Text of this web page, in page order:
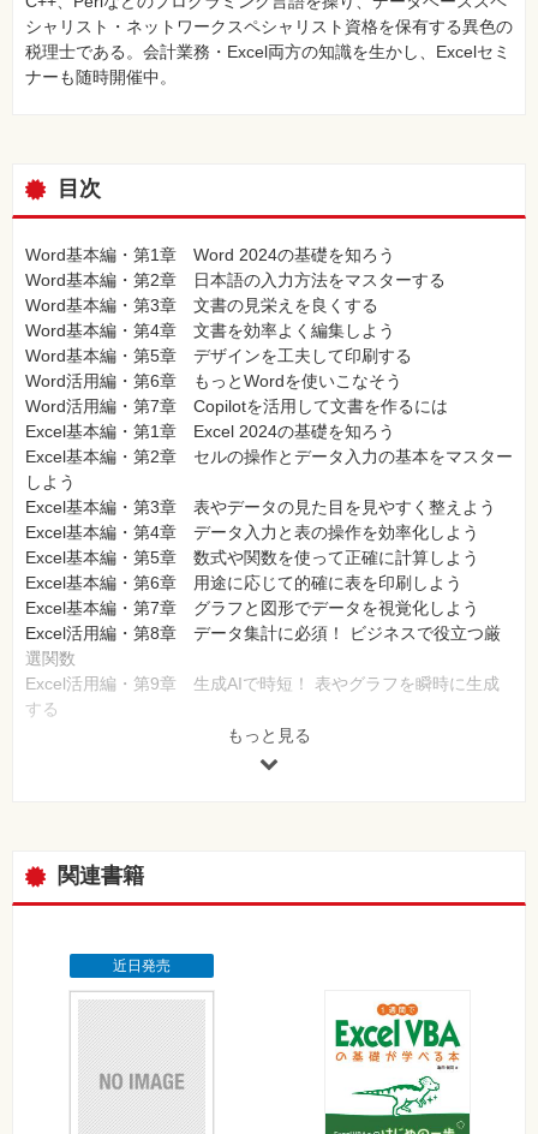
シャリスト・ネットワークスペシャリスト資格を保有する異色の
税理士である。会計業務・Excel両方の知識を生かし、Excelセミ
ナーも随時開催中。
目次
Word基本編・第1章 Word 2024の基礎を知ろう
Word基本編・第2章 日本語の入力方法をマスターする
Word基本編・第3章 文書の見栄えを良くする
Word基本編・第4章 文書を効率よく編集しよう
Word基本編・第5章 デザインを工夫して印刷する
Word活用編・第6章 もっとWordを使いこなそう
Word活用編・第7章 Copilotを活用して文書を作るには
Excel基本編・第1章 Excel 2024の基礎を知ろう
Excel基本編・第2章 セルの操作とデータ入力の基本をマスター
しよう
Excel基本編・第3章 表やデータの見た目を見やすく整えよう
Excel基本編・第4章 データ入力と表の操作を効率化しよう
Excel基本編・第5章 数式や関数を使って正確に計算しよう
Excel基本編・第6章 用途に応じて的確に表を印刷しよう
Excel基本編・第7章 グラフと図形でデータを視覚化しよう
Excel活用編・第8章 データ集計に必須！ ビジネスで役立つ厳
選関数
Excel活用編・第9章 生成AIで時短！ 表やグラフを瞬時に生成
する
Word＆Excel共通編・第1章 アプリを連携して使おう
もっと見る
関連書籍
近日発売